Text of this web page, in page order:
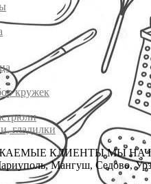
кружек
гладилки
КЛИЕНТЫ МЫ
Мангуш, Седово,